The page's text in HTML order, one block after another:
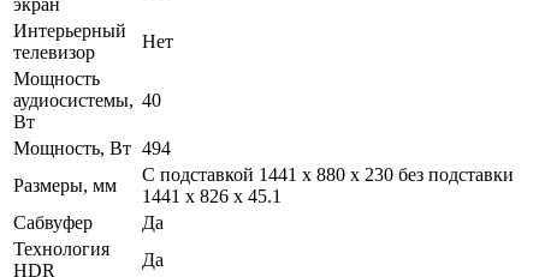
Интерьерный
телевизор
Нет
Мощность
аудиосистемы,
Вт
40
Мощность, Вт 494
Размеры, мм
C подставкой 1441 x 880 x 230 без подставки
1441 x 826 x 45.1
Сабвуфер
Да
Технология
HDR
Да